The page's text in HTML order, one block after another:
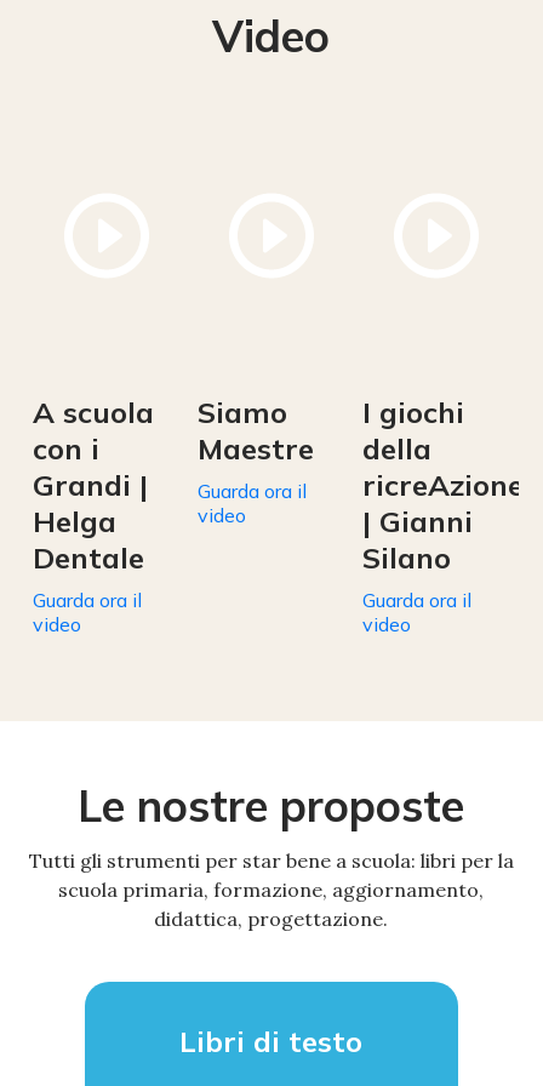
Video
A scuola
con i
Grandi |
Helga
Dentale
Guarda ora il
video
Siamo
Maestre
Guarda ora il
video
I giochi
della
ricreAzione
| Gianni
Silano
Guarda ora il
video
Le nostre proposte
Tutti gli strumenti per star bene a scuola: libri per la
scuola primaria, formazione, aggiornamento,
didattica, progettazione.
Libri di testo